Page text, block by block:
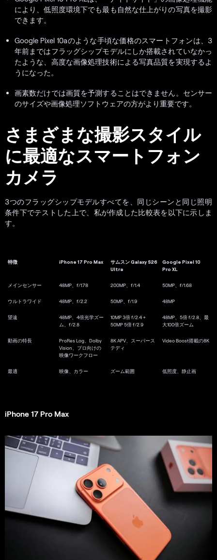
により、低照度環境下でも最も自然な仕上がりの写真を撮影
できます。
Google Pixel 10aのような手頃な価格のスマートフォンは、3
年前まではフラッグシップモデルにしか搭載されていなかっ
たような、高度な画像処理技術による写真品質を実現するよ
うになった。
画素数だけでは画質を予測することはできません。センサー
のサイズや画像処理ソフトウェアの方がより重要です。
さまざまな撮影スタイル
に最適なスマートフォン
カメラ
3つのフラッグシップモデルすべてを、同じシーンと同じ照明
条件下でテストした上で、私が作成した比較表を以下に示しま
す。
特徴 iPhone 17 Pro Max
サムスン Galaxy S26
Ultra
Google Pixel 10
Pro XL
メインセンサー 48MP、f/1.78 200MP、f/1.4 50MP、f/1.68
ウルトラワイド 48MP、f/2.2 50MP、f/1.9 48MP
望遠
48MP、4倍光学ズー
ム、f/2.8
10MP 3倍 f/2.4 +
50MP 5倍 f/2.9
48MP、5倍 f/2.8、最
大100倍ズーム
動画の特長
ProRes Log、Dolby
Vision、プロ向けの
映像ワークフロー
8K APV、スーパース
テディ
Video Boost搭載の8K
最適 映像、カラー ズーム範囲 低照度、静止画
iPhone 17 Pro Max